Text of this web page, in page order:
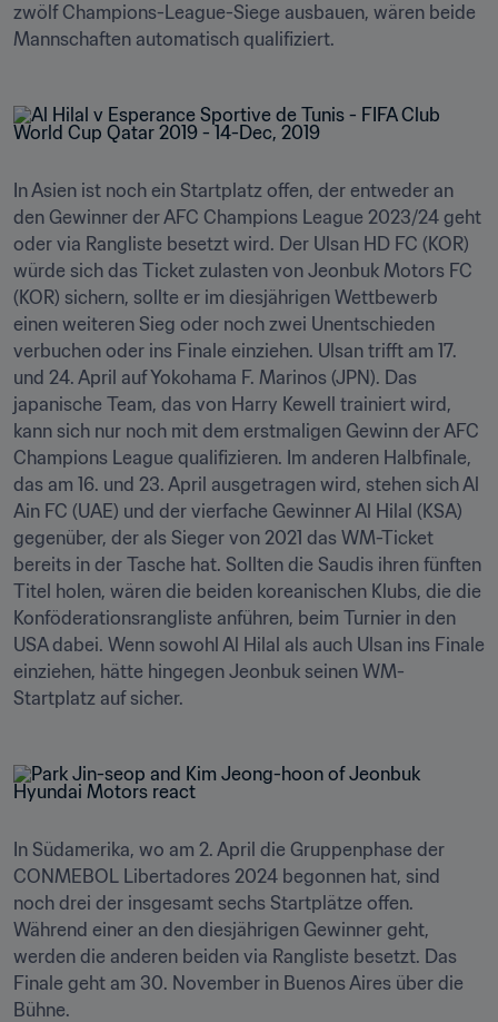
zwölf Champions-League-Siege ausbauen, wären beide
Mannschaften automatisch qualifiziert.
In Asien ist noch ein Startplatz offen, der entweder an
den Gewinner der AFC Champions League 2023/24 geht
oder via Rangliste besetzt wird. Der Ulsan HD FC (KOR)
würde sich das Ticket zulasten von Jeonbuk Motors FC
(KOR) sichern, sollte er im diesjährigen Wettbewerb
einen weiteren Sieg oder noch zwei Unentschieden
verbuchen oder ins Finale einziehen. Ulsan trifft am 17.
und 24. April auf Yokohama F. Marinos (JPN). Das
japanische Team, das von Harry Kewell trainiert wird,
kann sich nur noch mit dem erstmaligen Gewinn der AFC
Champions League qualifizieren. Im anderen Halbfinale,
das am 16. und 23. April ausgetragen wird, stehen sich Al
Ain FC (UAE) und der vierfache Gewinner Al Hilal (KSA)
gegenüber, der als Sieger von 2021 das WM-Ticket
bereits in der Tasche hat. Sollten die Saudis ihren fünften
Titel holen, wären die beiden koreanischen Klubs, die die
Konföderationsrangliste anführen, beim Turnier in den
USA dabei. Wenn sowohl Al Hilal als auch Ulsan ins Finale
einziehen, hätte hingegen Jeonbuk seinen WM-
Startplatz auf sicher.
In Südamerika, wo am 2. April die Gruppenphase der
CONMEBOL Libertadores 2024 begonnen hat, sind
noch drei der insgesamt sechs Startplätze offen.
Während einer an den diesjährigen Gewinner geht,
werden die anderen beiden via Rangliste besetzt. Das
Finale geht am 30. November in Buenos Aires über die
Bühne.